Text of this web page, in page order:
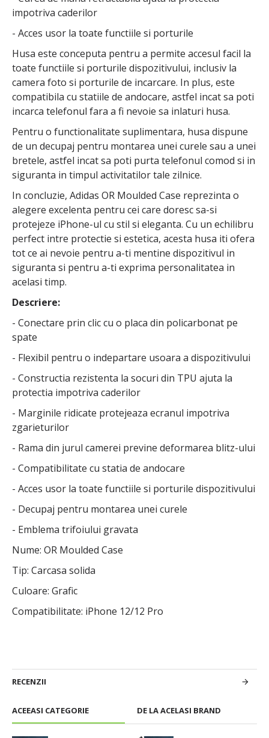
ACEEASI CATEGORIE DE LA ACELASI BRAND
impotriva caderilor
- Acces usor la toate functiile si porturile
Husa este conceputa pentru a permite accesul facil la
toate functiile si porturile dispozitivului, inclusiv la
camera foto si porturile de incarcare. In plus, este
compatibila cu statiile de andocare, astfel incat sa poti
incarca telefonul fara a fi nevoie sa inlaturi husa.
Pentru o functionalitate suplimentara, husa dispune
de un decupaj pentru montarea unei curele sau a unei
bretele, astfel incat sa poti purta telefonul comod si in
siguranta in timpul activitatilor tale zilnice.
In concluzie, Adidas OR Moulded Case reprezinta o
alegere excelenta pentru cei care doresc sa-si
protejeze iPhone-ul cu stil si eleganta. Cu un echilibru
perfect intre protectie si estetica, acesta husa iti ofera
tot ce ai nevoie pentru a-ti mentine dispozitivul in
siguranta si pentru a-ti exprima personalitatea in
acelasi timp.
Descriere:
- Conectare prin clic cu o placa din policarbonat pe
spate
- Flexibil pentru o indepartare usoara a dispozitivului
- Constructia rezistenta la socuri din TPU ajuta la
protectia impotriva caderilor
- Marginile ridicate protejeaza ecranul impotriva
zgarieturilor
- Rama din jurul camerei previne deformarea blitz-ului
- Compatibilitate cu statia de andocare
- Acces usor la toate functiile si porturile dispozitivului
- Decupaj pentru montarea unei curele
- Emblema trifoiului gravata
Nume: OR Moulded Case
Tip: Carcasa solida
Culoare: Grafic
Compatibilitate: iPhone 12/12 Pro
RECENZII